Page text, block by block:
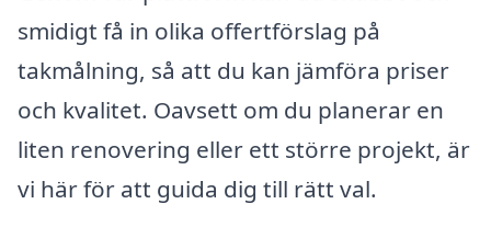
smidigt få in olika offertförslag på
takmålning, så att du kan jämföra priser
och kvalitet. Oavsett om du planerar en
liten renovering eller ett större projekt, är
vi här för att guida dig till rätt val.